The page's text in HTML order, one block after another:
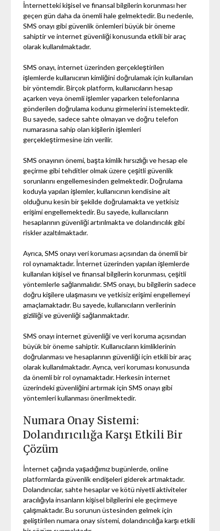
İnternetteki kişisel ve finansal bilgilerin korunması her
geçen gün daha da önemli hale gelmektedir. Bu nedenle,
SMS onayı gibi güvenlik önlemleri büyük bir öneme
sahiptir ve internet güvenliği konusunda etkili bir araç
olarak kullanılmaktadır.
SMS onayı, internet üzerinden gerçekleştirilen
işlemlerde kullanıcının kimliğini doğrulamak için kullanılan
bir yöntemdir. Birçok platform, kullanıcıların hesap
açarken veya önemli işlemler yaparken telefonlarına
gönderilen doğrulama kodunu girmelerini istemektedir.
Bu sayede, sadece sahte olmayan ve doğru telefon
numarasına sahip olan kişilerin işlemleri
gerçekleştirmesine izin verilir.
SMS onayının önemi, başta kimlik hırsızlığı ve hesap ele
geçirme gibi tehditler olmak üzere çeşitli güvenlik
sorunlarını engellemesinden gelmektedir. Doğrulama
koduyla yapılan işlemler, kullanıcının kendisine ait
olduğunu kesin bir şekilde doğrulamakta ve yetkisiz
erişimi engellemektedir. Bu sayede, kullanıcıların
hesaplarının güvenliği artırılmakta ve dolandırıcılık gibi
riskler azaltılmaktadır.
Ayrıca, SMS onayı veri koruması açısından da önemli bir
rol oynamaktadır. İnternet üzerinden yapılan işlemlerde
kullanılan kişisel ve finansal bilgilerin korunması, çeşitli
yöntemlerle sağlanmalıdır. SMS onayı, bu bilgilerin sadece
doğru kişilere ulaşmasını ve yetkisiz erişimi engellemeyi
amaçlamaktadır. Bu sayede, kullanıcıların verilerinin
gizliliği ve güvenliği sağlanmaktadır.
SMS onayı internet güvenliği ve veri koruma açısından
büyük bir öneme sahiptir. Kullanıcıların kimliklerinin
doğrulanması ve hesaplarının güvenliği için etkili bir araç
olarak kullanılmaktadır. Ayrıca, veri koruması konusunda
da önemli bir rol oynamaktadır. Herkesin internet
üzerindeki güvenliğini artırmak için SMS onayı gibi
yöntemleri kullanması önerilmektedir.
Numara Onay Sistemi:
Dolandırıcılığa Karşı Etkili Bir
Çözüm
İnternet çağında yaşadığımız bugünlerde, online
platformlarda güvenlik endişeleri giderek artmaktadır.
Dolandırıcılar, sahte hesaplar ve kötü niyetli aktiviteler
aracılığıyla insanların kişisel bilgilerini ele geçirmeye
çalışmaktadır. Bu sorunun üstesinden gelmek için
geliştirilen numara onay sistemi, dolandırıcılığa karşı etkili